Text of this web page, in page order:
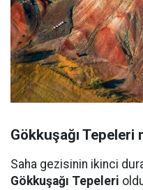
Gökkuşağı Tepeleri
Saha gezisinin ikinci
Gökkuşağı Tepeleri